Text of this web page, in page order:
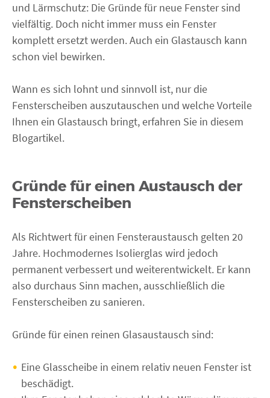
und Lärmschutz: Die Gründe für neue Fenster sind
vielfältig. Doch nicht immer muss ein Fenster
komplett ersetzt werden. Auch ein Glastausch kann
schon viel bewirken.
Wann es sich lohnt und sinnvoll ist, nur die
Fensterscheiben auszutauschen und welche Vorteile
Ihnen ein Glastausch bringt, erfahren Sie in diesem
Blogartikel.
Gründe für einen Austausch der
Fensterscheiben
Als Richtwert für einen Fensteraustausch gelten 20
Jahre. Hochmodernes Isolierglas wird jedoch
permanent verbessert und weiterentwickelt. Er kann
also durchaus Sinn machen, ausschließlich die
Fensterscheiben zu sanieren.
Gründe für einen reinen Glasaustausch sind:
Eine Glasscheibe in einem relativ neuen Fenster ist
beschädigt.